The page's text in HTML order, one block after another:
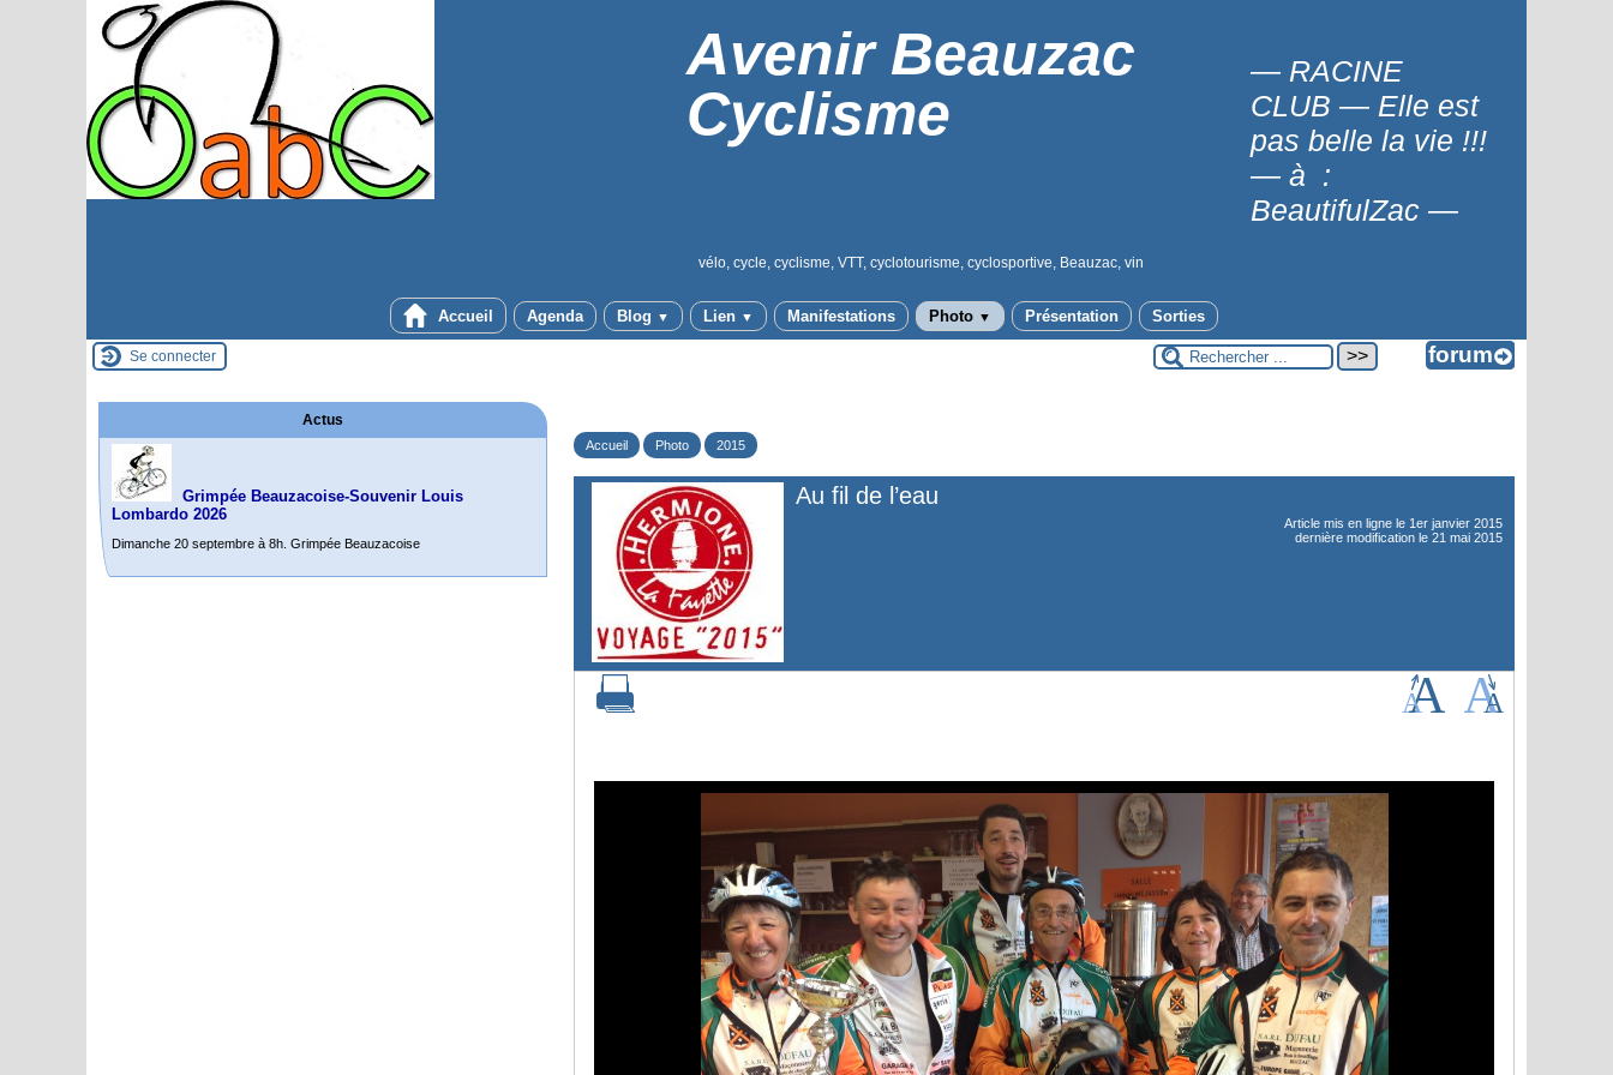
Avenir Beauzac
Cyclisme
— RACINE
CLUB — Elle est
pas belle la vie !!!
— à :
BeautifulZac —
vélo, cycle, cyclisme, VTT, cyclotourisme, cyclosportive, Beauzac, vin
Accueil Agenda Blog ▼ Lien ▼ Manifestations Photo ▼ Présentation Sorties
Se connecter
Accueil Photo 2015
Au fil de l’eau
Article mis en ligne le 1er janvier 2015
dernière modification le 21 mai 2015
Actus
Grimpée Beauzacoise-Souvenir Louis
Lombardo 2026
Dimanche 20 septembre à 8h. Grimpée Beauzacoise